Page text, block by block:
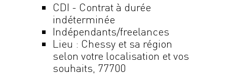
CDI - Contrat à durée
indéterminée
Indépendants/freelances
Lieu : Chessy et sa région
selon votre localisation et vos
souhaits, 77700